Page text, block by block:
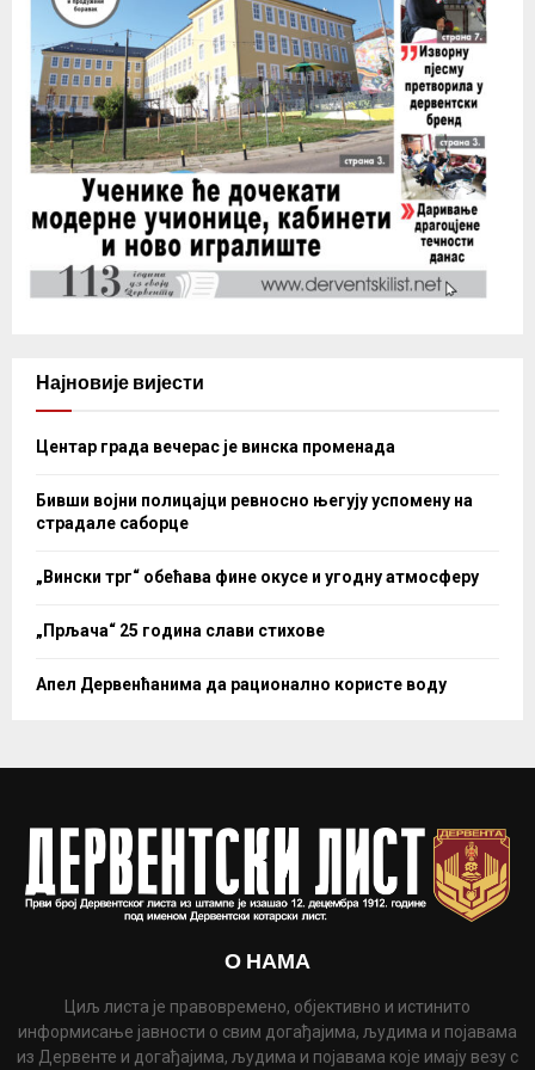
Најновије вијести
Центар града вечерас је винска променада
Бивши војни полицајци ревносно његују успомену на
страдале саборце
„Вински трг“ обећава фине окусе и угодну атмосферу
„Прљача“ 25 година слави стихове
Апел Дервенћанима да рационално користе воду
О НАМА
Циљ листа је правовремено, објективно и истинито
информисање јавности о свим догађајима, људима и појавама
из Дервенте и догађајима, људима и појавама које имају везу с